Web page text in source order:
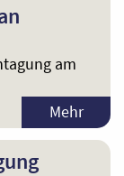
am
Mehr